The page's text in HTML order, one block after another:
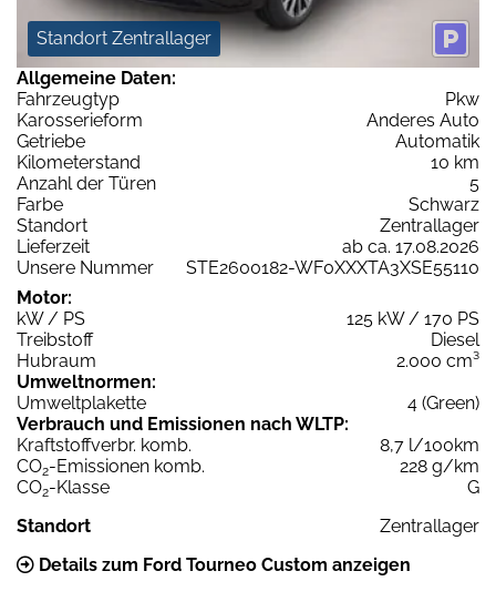
Standort Zentrallager
Allgemeine Daten:
Fahrzeugtyp
Pkw
Karosserieform
Anderes Auto
Getriebe
Automatik
Kilometerstand
10 km
Anzahl der Türen
5
Farbe
Schwarz
Standort
Zentrallager
Lieferzeit
ab ca. 17.08.2026
Unsere Nummer
STE2600182-WF0XXXTA3XSE55110
Motor:
kW / PS
125 kW / 170 PS
Treibstoff
Diesel
Hubraum
2.000 cm³
Umweltnormen:
Umweltplakette
4 (Green)
Verbrauch und Emissionen nach WLTP:
Kraftstoffverbr. komb.
8,7 l/100km
CO2-Emissionen komb.
228 g/km
CO2-Klasse
G
Standort
Zentrallager
Details zum Ford Tourneo Custom anzeigen